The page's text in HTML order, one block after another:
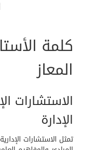
كلمة
المعاز
الاستشارات
الإدارة
تمثل الاستشارات